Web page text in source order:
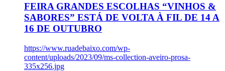
FEIRA GRANDES ESCOLHAS “VINHOS &
SABORES” ESTÁ DE VOLTA À FIL DE 14 A
16 DE OUTUBRO
https://www.ruadebaixo.com/wp-
content/uploads/2023/09/ms-collection-aveiro-prosa-
335x256.jpg